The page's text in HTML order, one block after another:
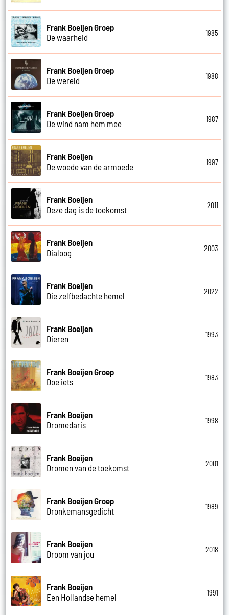
Frank Boeijen Groep
De waarheid
1985
Frank Boeijen Groep
De wereld
1988
Frank Boeijen Groep
De wind nam hem mee
1987
Frank Boeijen
De woede van de armoede
1997
Frank Boeijen
Deze dag is de toekomst
2011
Frank Boeijen
Dialoog
2003
Frank Boeijen
Die zelfbedachte hemel
2022
Frank Boeijen
Dieren
1993
Frank Boeijen Groep
Doe iets
1983
Frank Boeijen
Dromedaris
1998
Frank Boeijen
Dromen van de toekomst
2001
Frank Boeijen Groep
Dronkemansgedicht
1989
Frank Boeijen
Droom van jou
2018
Frank Boeijen
Een Hollandse hemel
1991